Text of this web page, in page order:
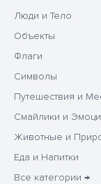
Люди и Тело
Объекты
Флаги
Символы
Путешествия и
Смайлики и
Животные и
Еда и Напитки
Все категории →